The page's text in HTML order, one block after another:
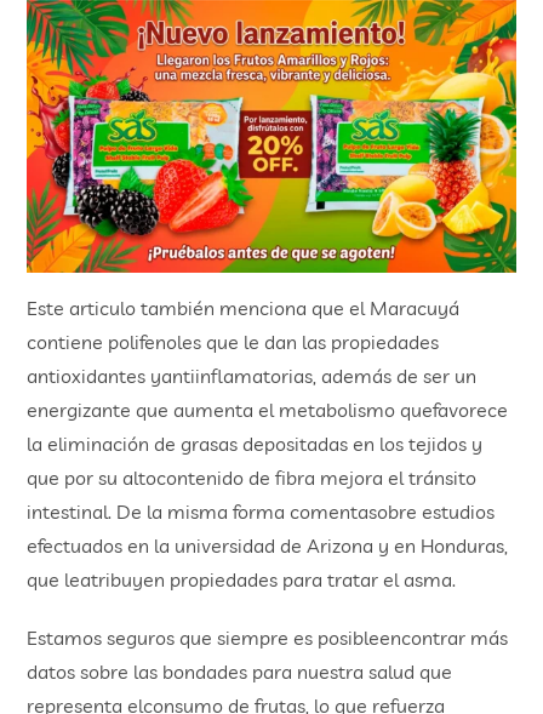
Este articulo también menciona que el Maracuyá
contiene polifenoles que le dan las propiedades
antioxidantes yantiinflamatorias, además de ser un
energizante que aumenta el metabolismo quefavorece
la eliminación de grasas depositadas en los tejidos y
que por su altocontenido de fibra mejora el tránsito
intestinal. De la misma forma comentasobre estudios
efectuados en la universidad de Arizona y en Honduras,
que leatribuyen propiedades para tratar el asma.
Estamos seguros que siempre es posibleencontrar más
datos sobre las bondades para nuestra salud que
representa elconsumo de frutas, lo que refuerza